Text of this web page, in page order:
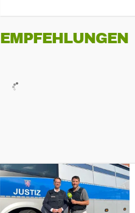
EMPFEHLUNGEN